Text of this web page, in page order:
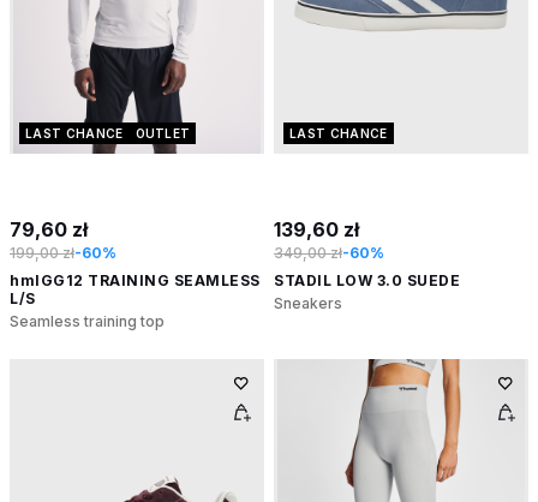
LAST CHANCE OUTLET
79,60 zł
199,00 zł-60%
hmlGG12 TRAINING SEAMLESS
L/S
Seamless training top
LAST CHANCE
139,60 zł
349,00 zł-60%
STADIL LOW 3.0 SUEDE
Sneakers